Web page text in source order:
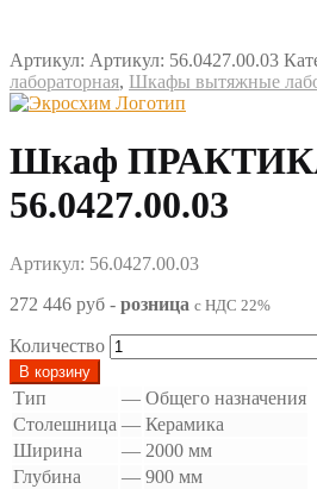
Артикул: Артикул: 56.0427.00.03
лабораторная, Шкафы вытяжные
Шкаф
56.0427.00.03
Артикул: 56.0427.00.03
272 446 руб - розница с НДС 22%
Количество
В корзину
Тип — Общего назначения
Столешница — Керамика
Ширина
— 2000 мм
Глубина
— 900 мм